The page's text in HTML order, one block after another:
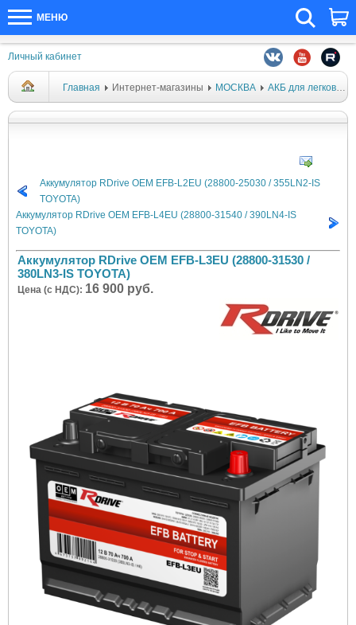
МЕНЮ
Личный кабинет
Главная Интернет-магазины МОСКВА АКБ для легковых автомобилей
Аккумулятор RDrive OEM EFB-L2EU (28800-25030 / 355LN2-IS
TOYOTA)
Аккумулятор RDrive OEM EFB-L4EU (28800-31540 / 390LN4-IS
TOYOTA)
Аккумулятор RDrive OEM EFB-L3EU (28800-31530 /
380LN3-IS TOYOTA)
Цена (с НДС): 16 900 руб.